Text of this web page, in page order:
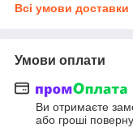
Всі умови доставки
Умови оплати
Ви отримаєте
або гроші